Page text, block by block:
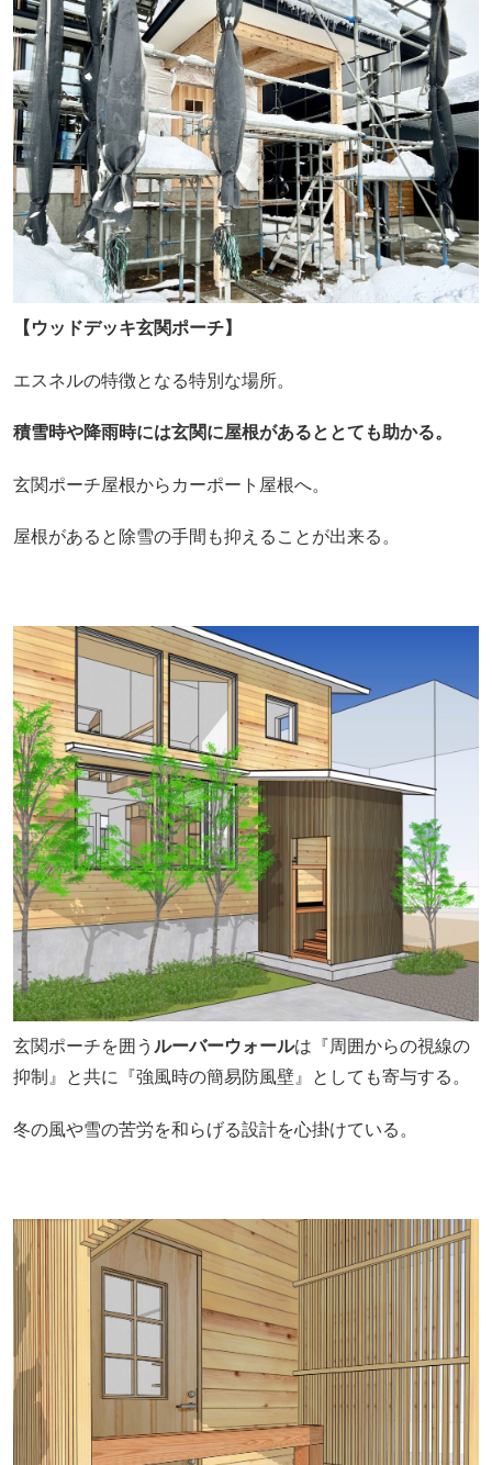
【ウッドデッキ玄関ポーチ】
エスネルの特徴となる特別な場所。
積雪時や降雨時には玄関に屋根があるととても助かる。
玄関ポーチ屋根からカーポート屋根へ。
屋根があると除雪の手間も抑えることが出来る。
玄関ポーチを囲う ルーバーウォールは『周囲からの視線の
抑制』と共に『強風時の簡易防風壁』としても寄与する。
冬の風や雪の苦労を和らげる設計を心掛けている。